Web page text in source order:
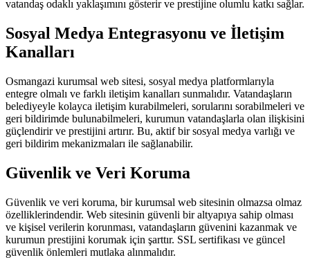
vatandaş odaklı yaklaşımını gösterir ve prestijine olumlu katkı sağlar.
Sosyal Medya Entegrasyonu ve İletişim
Kanalları
Osmangazi kurumsal web sitesi, sosyal medya platformlarıyla
entegre olmalı ve farklı iletişim kanalları sunmalıdır. Vatandaşların
belediyeyle kolayca iletişim kurabilmeleri, sorularını sorabilmeleri ve
geri bildirimde bulunabilmeleri, kurumun vatandaşlarla olan ilişkisini
güçlendirir ve prestijini artırır. Bu, aktif bir sosyal medya varlığı ve
geri bildirim mekanizmaları ile sağlanabilir.
Güvenlik ve Veri Koruma
Güvenlik ve veri koruma, bir kurumsal web sitesinin olmazsa olmaz
özelliklerindendir. Web sitesinin güvenli bir altyapıya sahip olması
ve kişisel verilerin korunması, vatandaşların güvenini kazanmak ve
kurumun prestijini korumak için şarttır. SSL sertifikası ve güncel
güvenlik önlemleri mutlaka alınmalıdır.